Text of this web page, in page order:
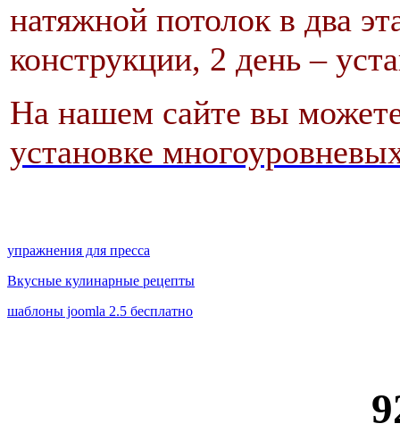
натяжной потолок в два
конструкции, 2 день –
На нашем сайте вы
установке
упражнения для пресса
Вкусные кулинарные рецепты
шаблоны joomla 2.5 бесплатно